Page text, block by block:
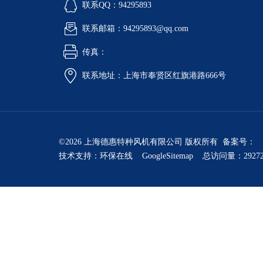
联系QQ：94295893
联系邮箱：94295893@qq.com
传真：
联系地址：上海市奉贤区红旗港路666号
©2026 上海德惠特种风机有限公司 版权所有 备案号：
技术支持： 环保在线 GoogleSitemap 总访问量：